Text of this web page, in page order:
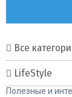
Все
LifeStyle
Полезные и